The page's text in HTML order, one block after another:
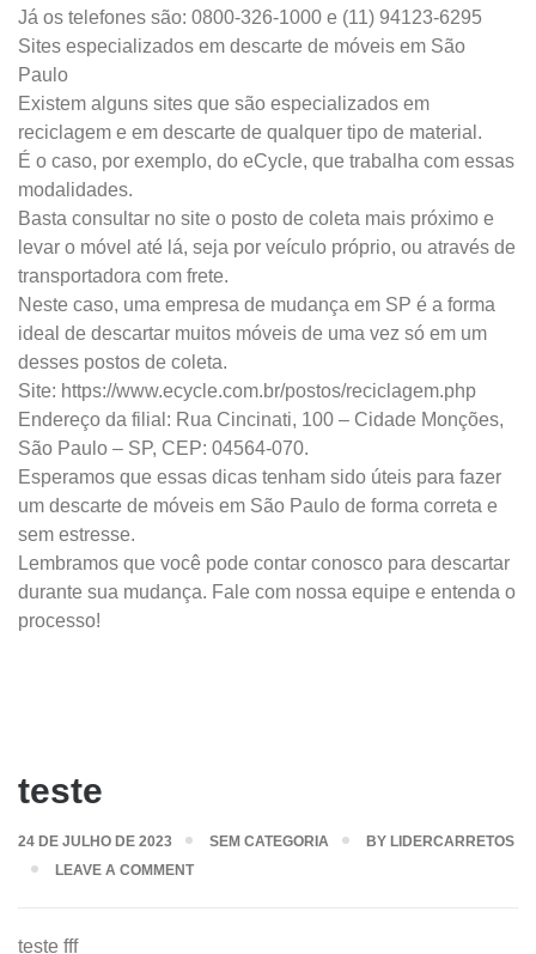
Já os telefones são: 0800-326-1000 e (11) 94123-6295
Sites especializados em descarte de móveis em São
Paulo
Existem alguns sites que são especializados em
reciclagem e em descarte de qualquer tipo de material.
É o caso, por exemplo, do eCycle, que trabalha com essas
modalidades.
Basta consultar no site o posto de coleta mais próximo e
levar o móvel até lá, seja por veículo próprio, ou através de
transportadora com frete.
Neste caso, uma empresa de mudança em SP é a forma
ideal de descartar muitos móveis de uma vez só em um
desses postos de coleta.
Site: https://www.ecycle.com.br/postos/reciclagem.php
Endereço da filial: Rua Cincinati, 100 – Cidade Monções,
São Paulo – SP, CEP: 04564-070.
Esperamos que essas dicas tenham sido úteis para fazer
um descarte de móveis em São Paulo de forma correta e
sem estresse.
Lembramos que você pode contar conosco para descartar
durante sua mudança. Fale com nossa equipe e entenda o
processo!
teste
24 DE JULHO DE 2023 SEM CATEGORIA BY LIDERCARRETOS
LEAVE A COMMENT
teste fff